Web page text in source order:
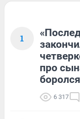
1
про
6 317